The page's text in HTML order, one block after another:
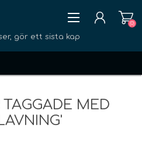
gör ett sista kap
(0)
TAGGADE MED